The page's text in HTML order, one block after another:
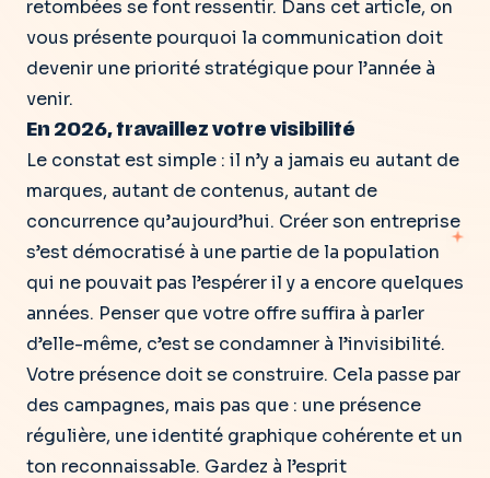
retombées se font ressentir. Dans cet article, on
vous présente pourquoi la communication doit
devenir une priorité stratégique pour l’année à
venir.
En 2026, travaillez votre visibilité
Le constat est simple : il n’y a jamais eu autant de
marques, autant de contenus, autant de
concurrence qu’aujourd’hui. Créer son entreprise
s’est démocratisé à une partie de la population
qui ne pouvait pas l’espérer il y a encore quelques
années. Penser que votre offre suffira à parler
d’elle-même, c’est se condamner à l’invisibilité.
Votre présence doit se construire. Cela passe par
des campagnes, mais pas que : une présence
régulière, une identité graphique cohérente et un
ton reconnaissable. Gardez à l’esprit